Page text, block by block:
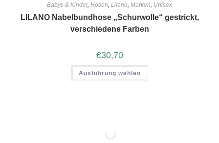
Babys & Kinder, Hosen Lilano Marken Unisex
LILANO Nabelbundhose „Schurwolle“ gestrickt,
verschiedene Farben
€30,70
Ausführung wählen